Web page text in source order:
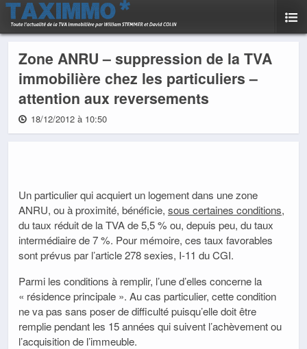
Zone ANRU – suppression de la TVA
immobilière chez les particuliers –
attention aux reversements
18/12/2012 à 10:50
Un particulier qui acquiert un logement dans une zone
ANRU, ou à proximité, bénéficie, sous certaines conditions,
du taux réduit de la TVA de 5,5 % ou, depuis peu, du taux
intermédiaire de 7 %. Pour mémoire, ces taux favorables
sont prévus par l’article 278 sexies, I-11 du CGI.
Parmi les conditions à remplir, l’une d’elles concerne la
« résidence principale ». Au cas particulier, cette condition
ne va pas sans poser de difficulté puisqu’elle doit être
remplie pendant les 15 années qui suivent l’achèvement ou
l’acquisition de l’immeuble.